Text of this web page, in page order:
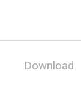
Download